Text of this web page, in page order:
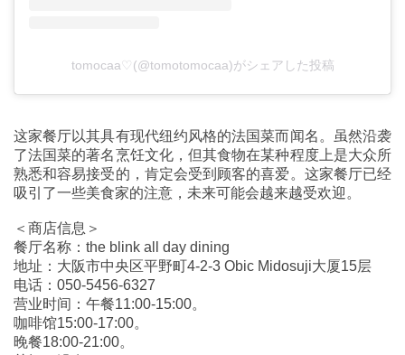
tomocaa♡(@tomotomocaa)がシェアした投稿
这家餐厅以其具有现代纽约风格的法国菜而闻名。虽然沿袭
了法国菜的著名烹饪文化，但其食物在某种程度上是大众所
熟悉和容易接受的，肯定会受到顾客的喜爱。这家餐厅已经
吸引了一些美食家的注意，未来可能会越来越受欢迎。
＜商店信息＞
餐厅名称：the blink all day dining
地址：大阪市中央区平野町4-2-3 Obic Midosuji大厦15层
电话：050-5456-6327
营业时间：午餐11:00-15:00。
咖啡馆15:00-17:00。
晚餐18:00-21:00。